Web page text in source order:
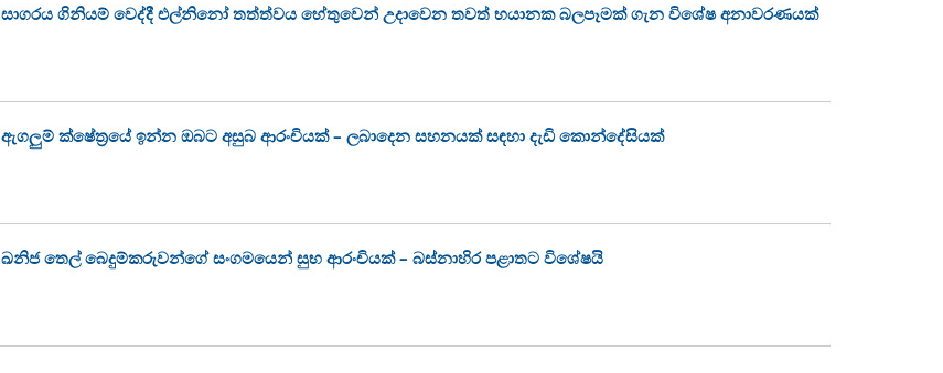
සාගරය ගිනියම් වෙද්දී එල්නිනෝ තත්ත්වය හේතුවෙන් උදාවෙන තවත් භයානක බලපෑමක් ගැන විශේෂ අනාවරණයක්
ඇගලුම් ක්ෂේත්‍රයේ ඉන්න ඔබට අසුබ ආරංචියක් – ලබාදෙන සහනයක් සඳහා දැඩි කොන්දේසියක්
ඛනිජ තෙල් බෙදුම්කරුවන්ගේ සංගමයෙන් සුභ ආරංචියක් – බස්නාහිර පළාතට විශේෂයි